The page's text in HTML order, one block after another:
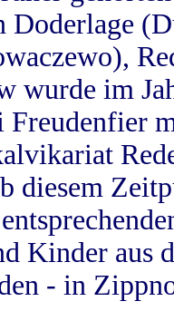
Doderlage
wurde im
Freudenfier
diesem
Kinder aus
- in